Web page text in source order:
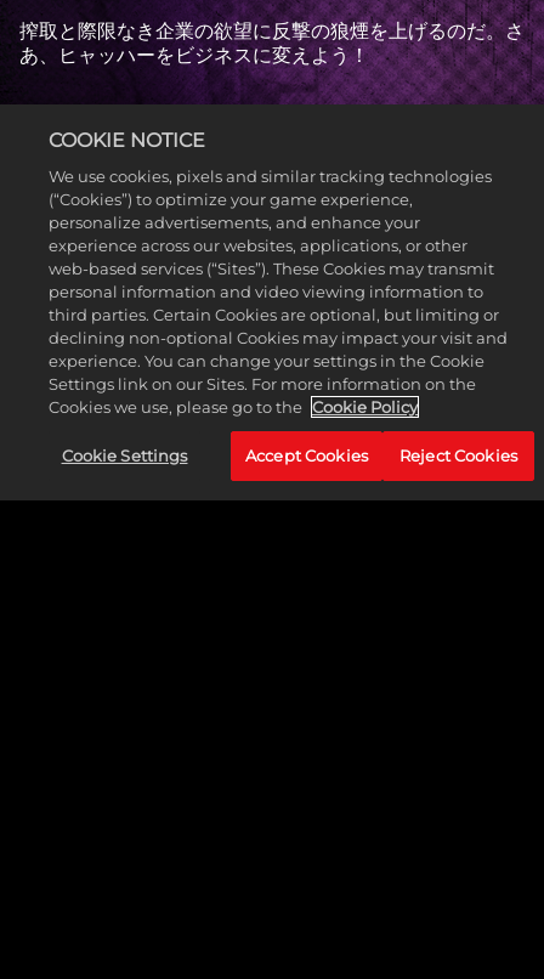
搾取と際限なき企業の欲望に反撃の狼煙を上げるのだ。さ
あ、ヒャッハーをビジネスに変えよう！
FAQを見る
COOKIE NOTICE
We use cookies, pixels and similar tracking technologies
(“Cookies”) to optimize your game experience,
personalize advertisements, and enhance your
experience across our websites, applications, or other
web-based services (“Sites”). These Cookies may transmit
personal information and video viewing information to
third parties. Certain Cookies are optional, but limiting or
declining non-optional Cookies may impact your visit and
experience. You can change your settings in the Cookie
Settings link on our Sites. For more information on the
Cookies we use, please go to the Cookie Policy
Cookie Settings Accept Cookies Reject Cookies